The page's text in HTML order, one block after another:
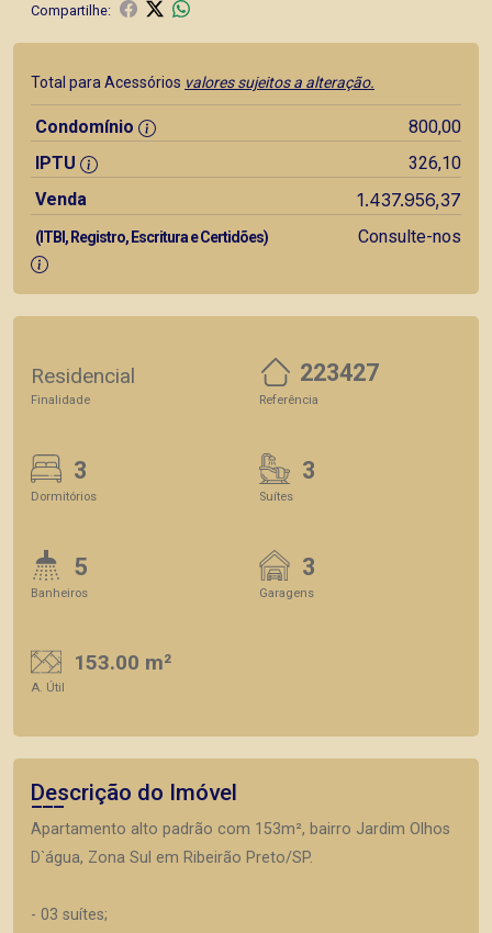
Compartilhe:
Total para Acessórios valores sujeitos a alteração.
Condomínio
800,00
IPTU
326,10
Venda
1.437.956,37
(ITBI, Registro, Escritura e Certidões) Consulte-nos
Residencial
Finalidade
223427
Referência
3
Dormitórios
3
Suítes
5
Banheiros
3
Garagens
153.00 m²
A. Útil
Descrição do Imóvel
Apartamento alto padrão com 153m², bairro Jardim Olhos
D`água, Zona Sul em Ribeirão Preto/SP.
- 03 suítes;